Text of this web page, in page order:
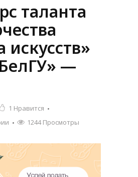
таланта
искусств»
—
1 Нравится
1244 Просмотры